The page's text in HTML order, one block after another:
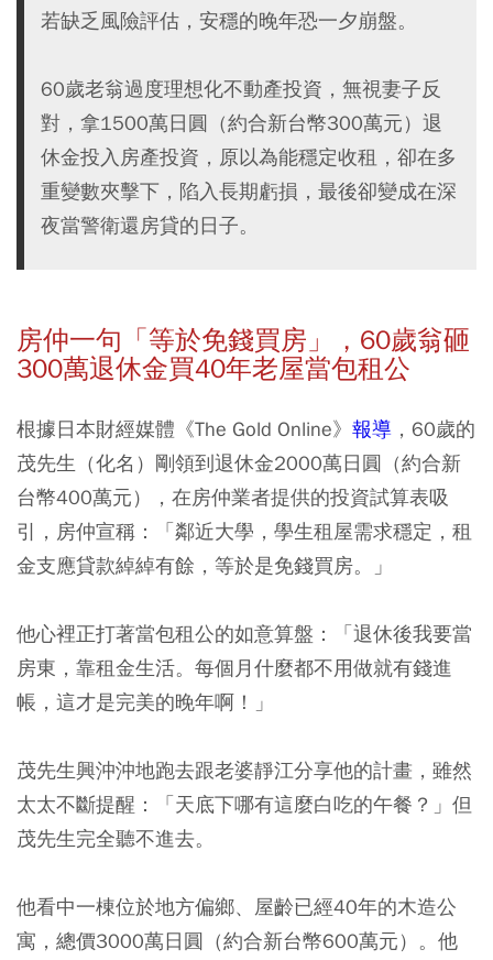
若缺乏風險評估，安穩的晚年恐一夕崩盤。
60歲老翁過度理想化不動產投資，無視妻子反
對，拿1500萬日圓（約合新台幣300萬元）退
休金投入房產投資，原以為能穩定收租，卻在多
重變數夾擊下，陷入長期虧損，最後卻變成在深
夜當警衛還房貸的日子。
房仲一句「等於免錢買房」，60歲翁砸
300萬退休金買40年老屋當包租公
根據日本財經媒體《The Gold Online》 報導 ，60歲的
茂先生（化名）剛領到退休金2000萬日圓（約合新
台幣400萬元），在房仲業者提供的投資試算表吸
引， 房仲宣稱：「鄰近大學，學生租屋需求穩定，租
金支應貸款綽綽有餘，等於是免錢買房。」
他心裡正打著當包租公的如意算盤：「退休後我要當
房東，靠租金生活。每個月什麼都不用做就有錢進
帳，這才是完美的晚年啊！」
茂先生興沖沖地跑去跟老婆靜江分享他的計畫，雖然
太太不斷提醒：「天底下哪有這麼白吃的午餐？」但
茂先生完全聽不進去。
他看中一棟位於地方偏鄉、屋齡已經40年的木造公
寓，總價3000萬日圓（約合新台幣600萬元）。他